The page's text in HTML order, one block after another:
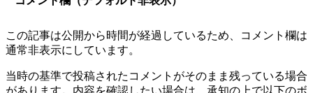
この記事は公開から時間が経過しているため、コメント欄は
通常非表示にしています。
当時の基準で投稿されたコメントがそのまま残っている場合
があります。内容を確認したい場合は、承知の上で以下のボ